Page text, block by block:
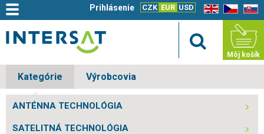
EN CZ SK
CZK EUR USD
Prihlásenie
Môj košík
Kategórie Výrobcovia
ANTÉNNA TECHNOLÓGIA
SATELITNÁ TECHNOLÓGIA